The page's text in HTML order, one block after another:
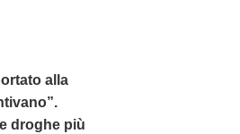
alla
droghe più